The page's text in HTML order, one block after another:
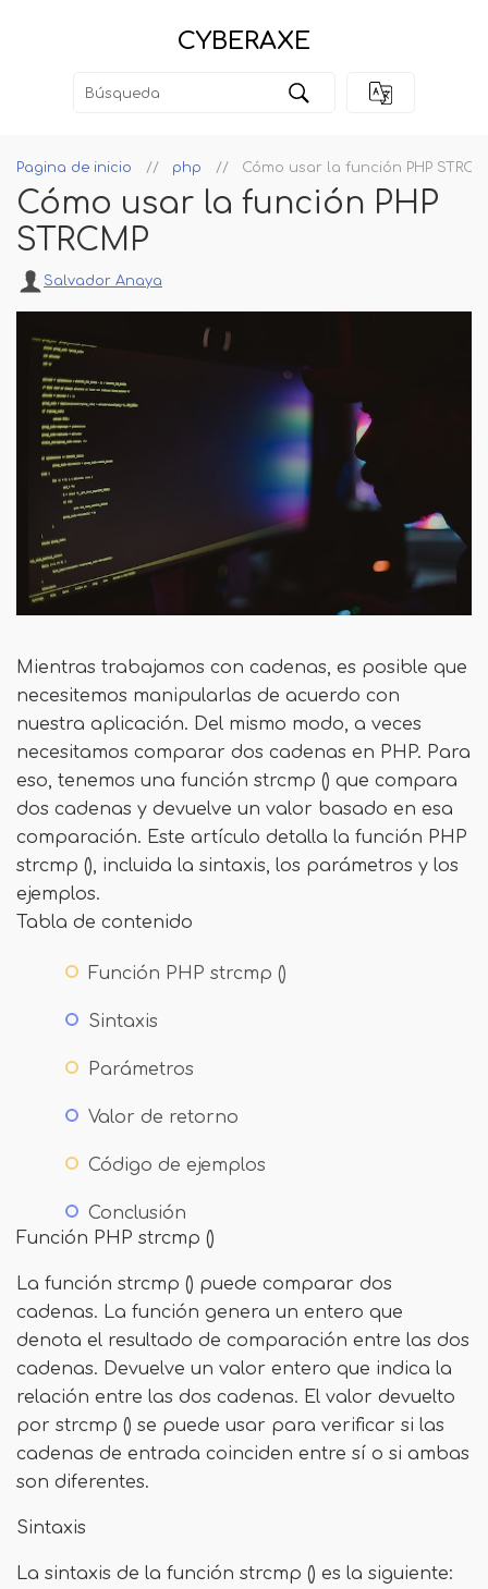
CYBERAXE
Pagina de inicio php Cómo usar la función PHP
Cómo usar la función PHP
STRCMP
Salvador Anaya
Mientras trabajamos con cadenas, es posible que
necesitemos manipularlas de acuerdo con
nuestra aplicación. Del mismo modo, a veces
necesitamos comparar dos cadenas en PHP. Para
eso, tenemos una función strcmp () que compara
dos cadenas y devuelve un valor basado en esa
comparación. Este artículo detalla la función PHP
strcmp (), incluida la sintaxis, los parámetros y los
ejemplos.
Tabla de contenido
Función PHP strcmp ()
Sintaxis
Parámetros
Valor de retorno
Código de ejemplos
Conclusión
Función PHP strcmp ()
La función strcmp () puede comparar dos
cadenas. La función genera un entero que
denota el resultado de comparación entre las dos
cadenas. Devuelve un valor entero que indica la
relación entre las dos cadenas. El valor devuelto
por strcmp () se puede usar para verificar si las
cadenas de entrada coinciden entre sí o si ambas
son diferentes.
Sintaxis
La sintaxis de la función strcmp () es la siguiente: